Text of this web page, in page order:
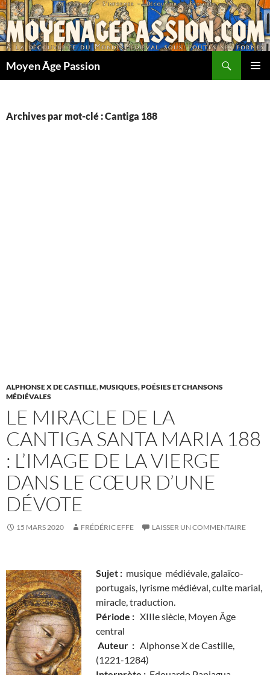
Aller
au
contenu
Moyen Âge Passion
Archives par mot-clé : Cantiga 188
ALPHONSE X DE CASTILLE,MUSIQUES, POÉSIES ET CHANSONS
MÉDIÉVALES
LE MIRACLE DE LA
CANTIGA SANTA MARIA 188
: L’IMAGE DE LA VIERGE
DANS LE CŒUR D’UNE
DÉVOTE
15 MARS 2020 FRÉDÉRIC EFFE LAISSER UN COMMENTAIRE
Sujet : musique médiévale, galaïco-
portugais, lyrisme médiéval, culte marial,
miracle, traduction.
Période : XIIIe siècle, Moyen Âge
central
Auteur : Alphonse X de Castille,
(1221-1284)